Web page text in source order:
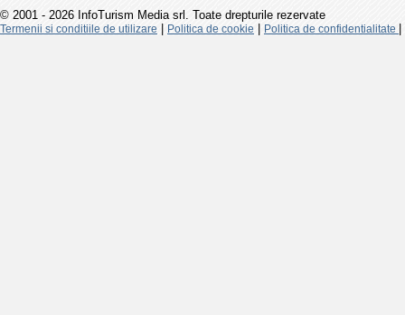
© 2001 - 2026 InfoTurism Media srl. Toate drepturile rezervate
Termenii si conditiile de utilizare Politica de cookie Politica de confidentialitate